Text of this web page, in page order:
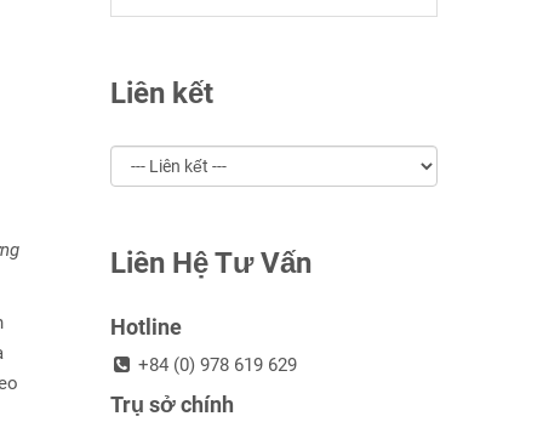
Liên kết
Liên Hệ Tư Vấn
Hotline
+84 (0) 978 619 629
Trụ sở chính